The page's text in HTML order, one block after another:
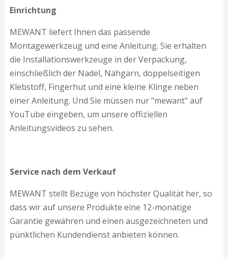
Einrichtung
MEWANT liefert Ihnen das passende
Montagewerkzeug und eine Anleitung. Sie erhalten
die Installationswerkzeuge in der Verpackung,
einschließlich der Nadel, Nähgarn, doppelseitigen
Klebstoff, Fingerhut und eine kleine Klinge neben
einer Anleitung. Und Sie müssen nur "mewant" auf
YouTube eingeben, um unsere offiziellen
Anleitungsvideos zu sehen.
Service nach dem Verkauf
MEWANT stellt Bezüge von höchster Qualität her, so
dass wir auf unsere Produkte eine 12-monatige
Garantie gewähren und einen ausgezeichneten und
pünktlichen Kundendienst anbieten können.